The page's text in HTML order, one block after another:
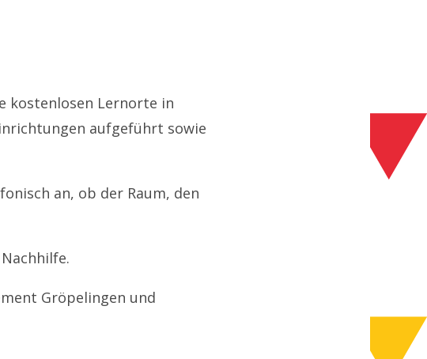
kostenlosen Lernorte in
aufgeführt sowie
an, ob der Raum, den
Gröpelingen und